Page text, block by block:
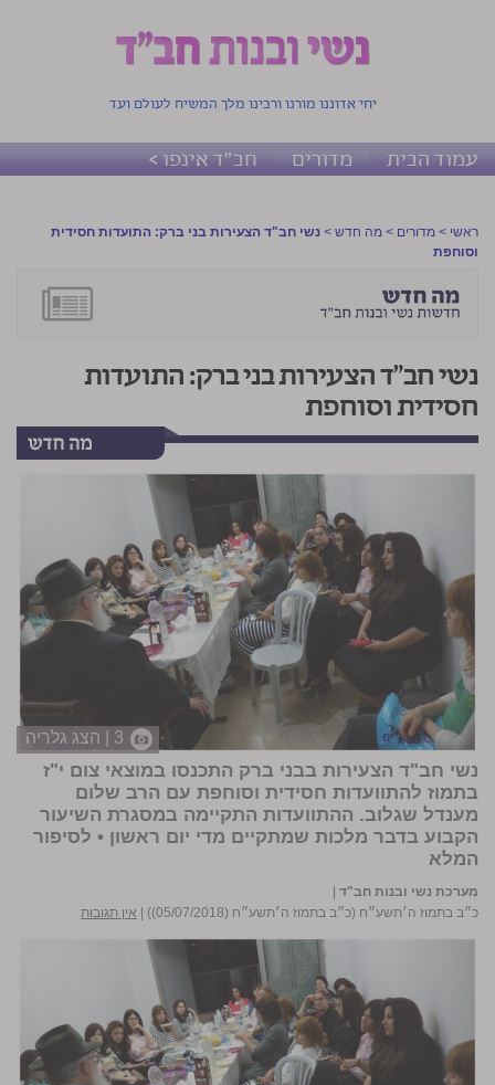
יחי אדוננו מורנו ורבינו מלך המשיח לעולם ועד
עמוד הבית מדורים חב"ד אינפו >
ראשי > מדורים > מה חדש > נשי חב"ד הצעירות בני ברק: התועדות חסידית
וסוחפת
נשי חב"ד הצעירות בני ברק: התועדות
חסידית וסוחפת
3 | הצג גלריה
נשי חב"ד הצעירות בבני ברק התכנסו במוצאי צום י"ז
בתמוז להתוועדות חסידית וסוחפת עם הרב שלום
מענדל שגלוב. ההתוועדות התקיימה במסגרת השיעור
הקבוע בדבר מלכות שמתקיים מדי יום ראשון • לסיפור
המלא
מערכת נשי ובנות חב"ד
כ״ב בתמוז ה׳תשע״ח (כ״ב בתמוז ה׳תשע״ח (05/07/2018))
אין תגובות